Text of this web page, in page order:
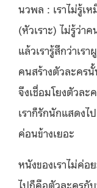
นวพล : เราไม่รู้เ
(หัวเราะ) ไม่รู้ว่า
แล้วเรารู้สึกว่าเร
คนสร้างตัวละครนั้
จึงเชื่อมโยงตัวละ
เราก็รักนักแสดง
ค่อนข้างเยอะ
หนังของเราไม่ค่
ไปก็คือตัวละครกั